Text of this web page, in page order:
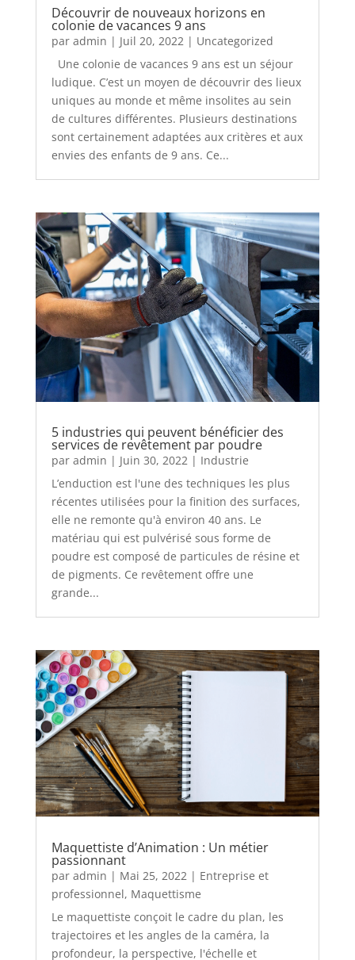
Découvrir de nouveaux horizons en
colonie de vacances 9 ans
par admin | Juil 20, 2022| Uncategorized
Une colonie de vacances 9 ans est un séjour
ludique. C’est un moyen de découvrir des lieux
uniques au monde et même insolites au sein
de cultures différentes. Plusieurs destinations
sont certainement adaptées aux critères et aux
envies des enfants de 9 ans. Ce...
5 industries qui peuvent bénéficier des
services de revêtement par poudre
par admin | Juin 30, 2022| Industrie
L’enduction est l'une des techniques les plus
récentes utilisées pour la finition des surfaces,
elle ne remonte qu'à environ 40 ans. Le
matériau qui est pulvérisé sous forme de
poudre est composé de particules de résine et
de pigments. Ce revêtement offre une
grande...
Maquettiste d’Animation : Un métier
passionnant
par admin | Mai 25, 2022 | Entreprise et
professionnel, Maquettisme
Le maquettiste conçoit le cadre du plan, les
trajectoires et les angles de la caméra, la
profondeur, la perspective, l'échelle et